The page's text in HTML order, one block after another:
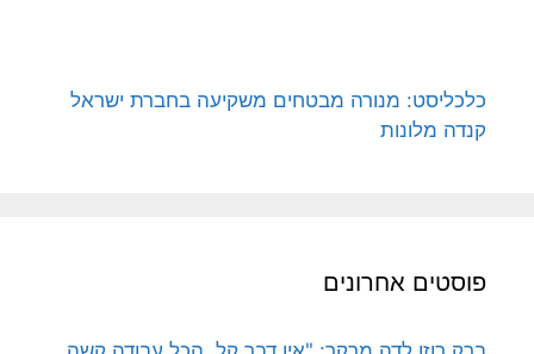
כלכליסט: מנורה מבטחים משקיעה בחברת ישראל
קנדה מלונות
פוסטים אחרונים